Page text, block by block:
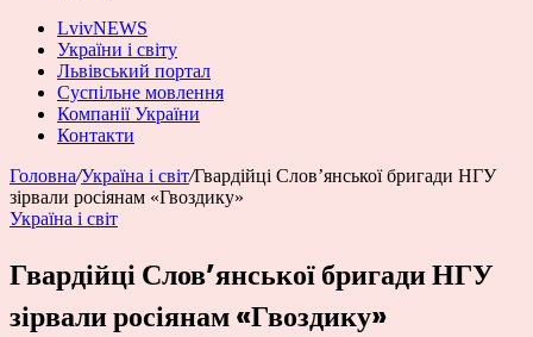
LvivNEWS
України і світу
Львівський портал
Суспільне мовлення
Компанії України
Контакти
Головна/Україна і світ/Гвардійці Слов’янської бригади НГУ
зірвали росіянам «Гвоздику»
Україна і світ
Гвардійці Слов’янської бригади НГУ
зірвали росіянам «Гвоздику»